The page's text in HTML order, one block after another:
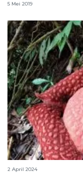
5 Mei 2019
Tiga bunga
2 April 2024